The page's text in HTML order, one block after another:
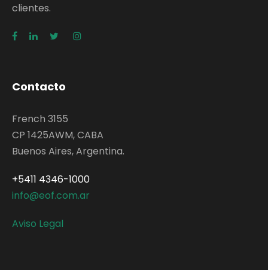
clientes.
Contacto
French 3155
CP 1425AWM, CABA
Buenos Aires, Argentina.
+5411 4346-1000
info@eof.com.ar
Aviso Legal